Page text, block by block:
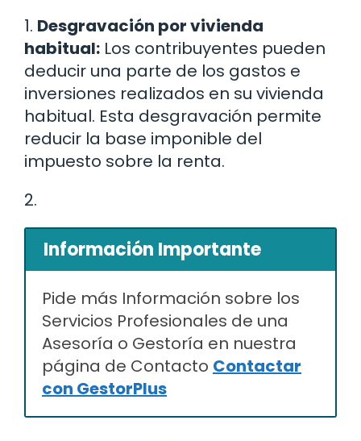
1. Desgravación por vivienda
habitual: Los contribuyentes pueden
deducir una parte de los gastos e
inversiones realizados en su vivienda
habitual. Esta desgravación permite
reducir la base imponible del
impuesto sobre la renta.
2.
Información Importante
Pide más Información sobre los
Servicios Profesionales de una
Asesoría o Gestoría en nuestra
página de Contacto Contactar
con GestorPlus